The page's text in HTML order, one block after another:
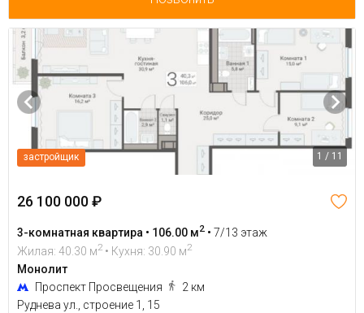
застройщик 1 / 11
26 100 000 ₽
3-комнатная квартира • 106.00 м2 • 7/13 этаж
Жилая: 40.30 м2 • Кухня: 30.90 м2
Монолит
Проспект Просвещения
2 км
Руднева ул., строение 1, 15